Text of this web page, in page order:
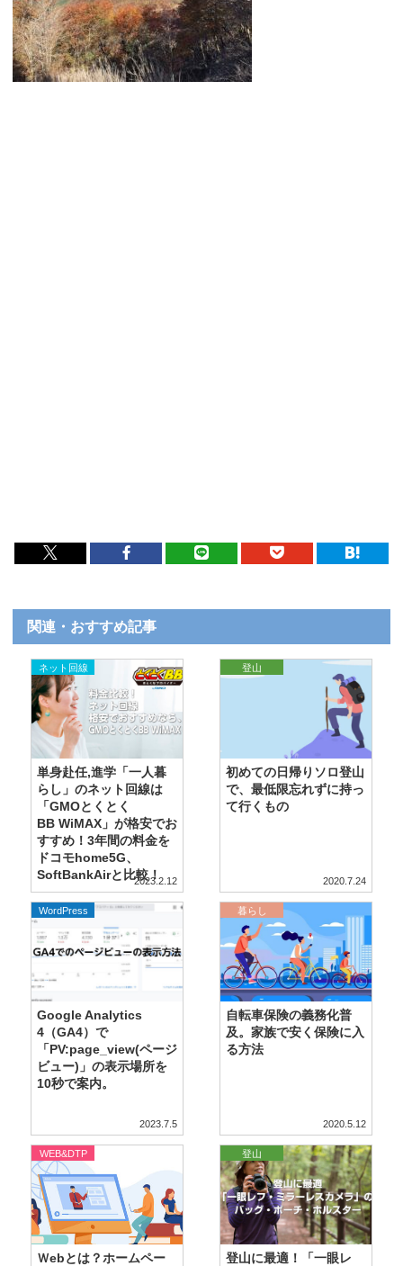
関連・おすすめ記事
単身赴任,進学「一人暮
らし」のネット回線は
「GMOとくとく
BB WiMAX」が格安でお
すすめ！3年間の料金を
ドコモhome5G、
SoftBankAirと比較！
2023.2.12
ネット回線
初めての日帰りソロ登山
で、最低限忘れずに持っ
て行くもの
2020.7.24
登山
Google Analytics
4（GA4）で
「PV:page_view(ページ
ビュー)」の表示場所を
10秒で案内。
2023.7.5
WordPress
自転車保険の義務化普
及。家族で安く保険に入
る方法
2020.5.12
暮らし
Ｗebとは？ホームペー
WEB&DTP
登山に最適！「一眼レ
登山